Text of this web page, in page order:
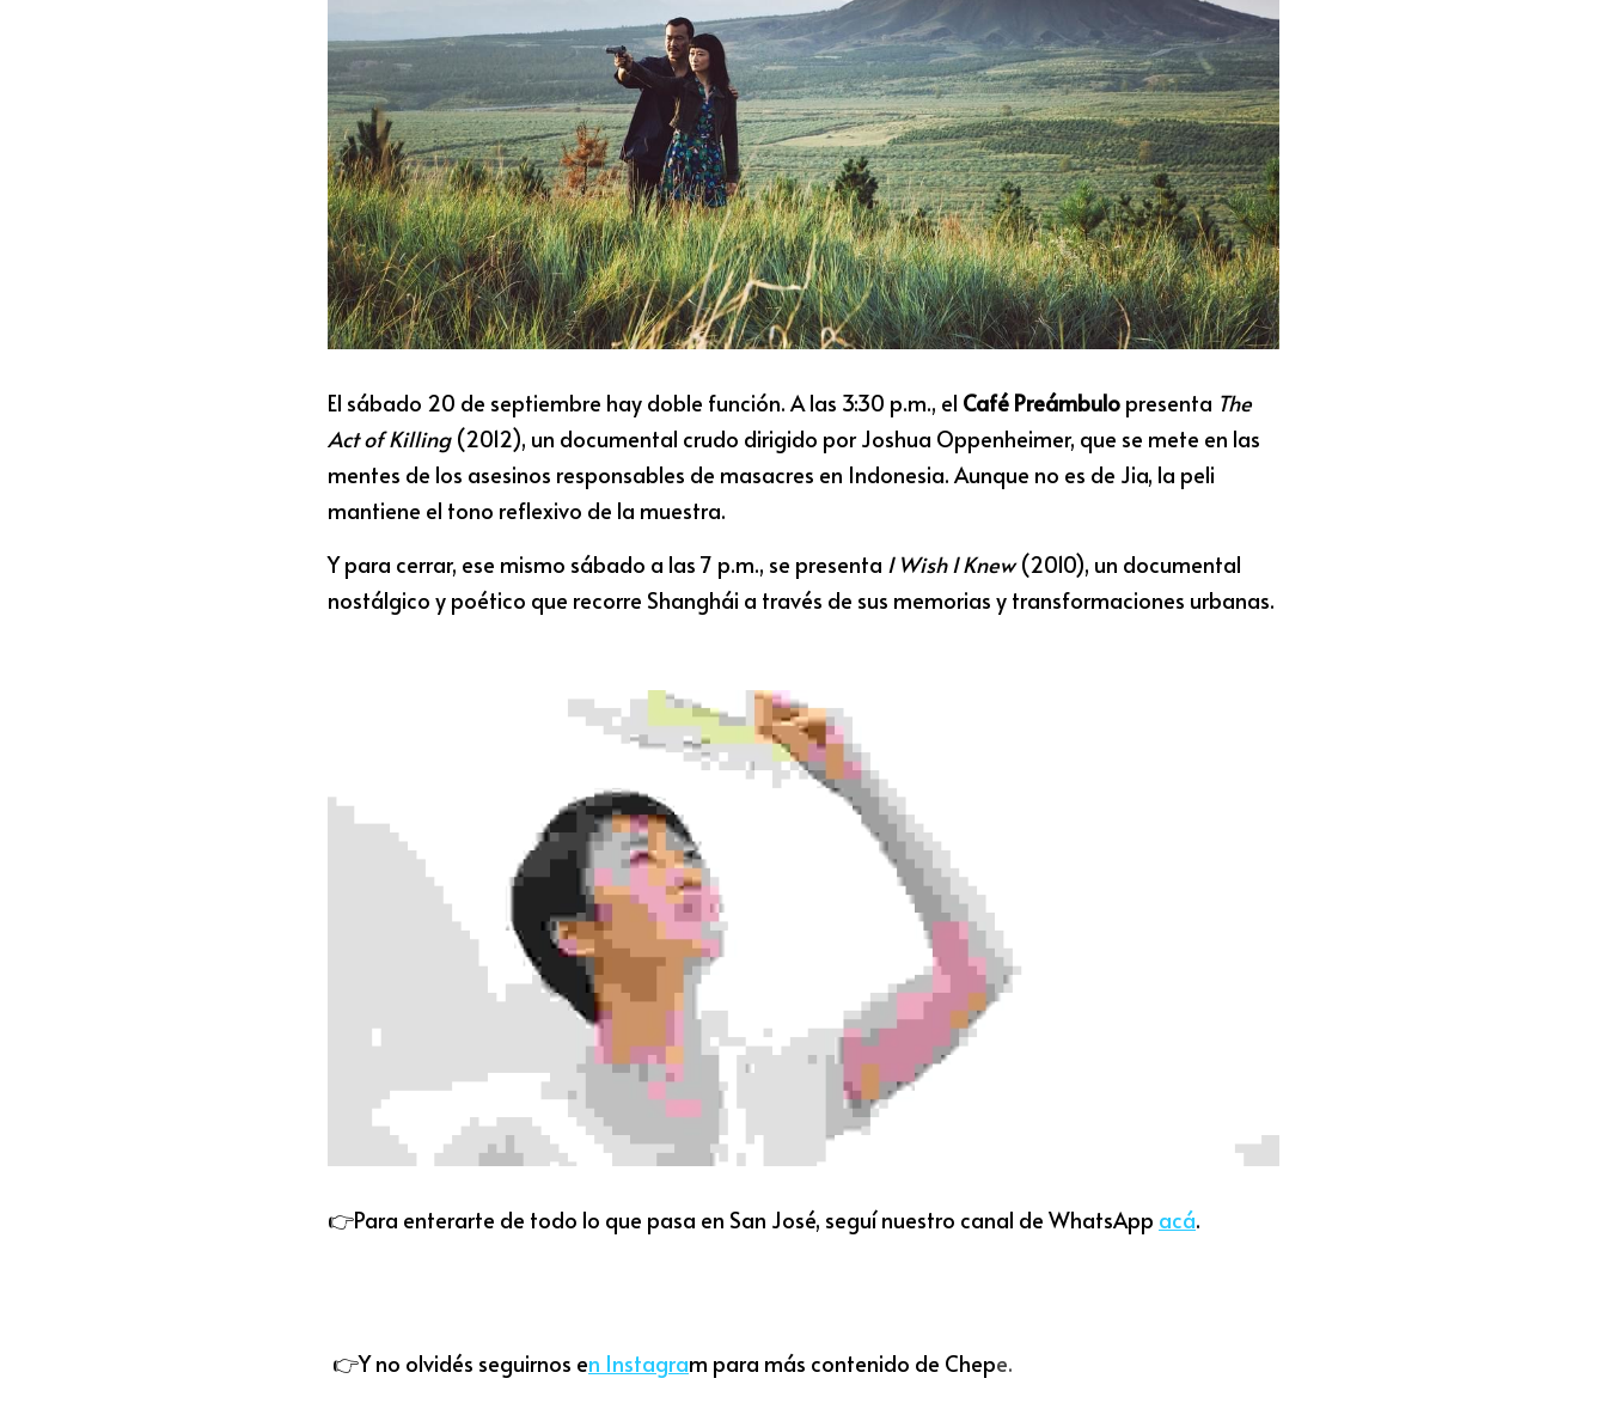
El sábado 20 de septiembre hay doble función. A las 3:30 p.m., el Café Preámbulo presenta The
Act of Killing (2012), un documental crudo dirigido por Joshua Oppenheimer, que se mete en las
mentes de los asesinos responsables de masacres en Indonesia. Aunque no es de Jia, la peli
mantiene el tono reflexivo de la muestra.
Y para cerrar, ese mismo sábado a las 7 p.m., se presenta I Wish I Knew (2010), un documental
nostálgico y poético que recorre Shanghái a través de sus memorias y transformaciones urbanas.
👉Para enterarte de todo lo que pasa en San José, seguí nuestro canal de WhatsApp acá.
👉Y no olvidés seguirnos en Instagram para más contenido de Chepe.